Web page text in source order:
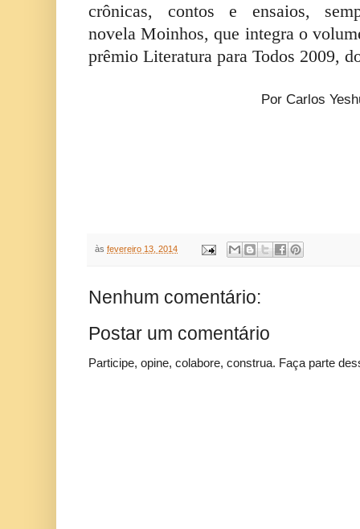
crônicas, contos e ensaios,
novela Moinhos, que integra o
prêmio Literatura para Todos 2009,
Por Carlos
às fevereiro 13, 2014
Nenhum comentário:
Postar um comentário
Participe, opine, colabore, construa. Faça parte